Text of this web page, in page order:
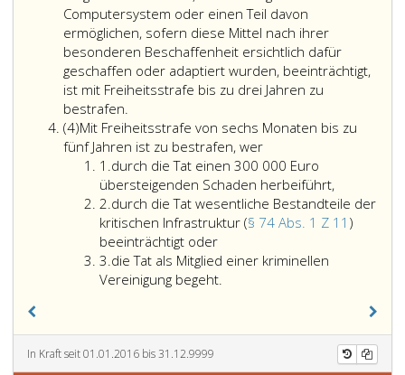
Computersystem oder einen Teil davon
ermöglichen, sofern diese Mittel nach ihrer
besonderen Beschaffenheit ersichtlich dafür
geschaffen oder adaptiert wurden, beeinträchtigt,
ist mit Freiheitsstrafe bis zu drei Jahren zu
bestrafen.
(4)Absatz
4
Mit Freiheitsstrafe von sechs Monaten bis zu
fünf Jahren ist zu bestrafen, wer
1.Ziffer
eins
durch die Tat einen 300 000 Euro
übersteigenden Schaden herbeiführt,
2.Ziffer
2
durch die Tat wesentliche Bestandteile der
kritischen Infrastruktur (§ 74 Abs. 1 Z 11 )
beeinträchtigt oderdurch
die
Tat
der
3.Ziffer
3
die Tat als Mitglied einer kriminellen
Vereinigung begeht.
In Kraft seit 01.01.2016 bis 31.12.9999